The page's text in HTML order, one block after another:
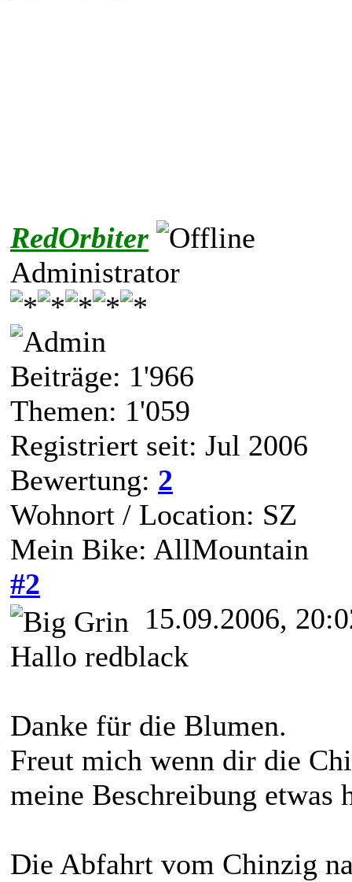
RedOrbiter
Administrator
Beiträge: 1'966
Themen: 1'059
Registriert seit: Jul 2006
Bewertung: 2
Wohnort / Location: SZ
Mein Bike: AllMountain
#2
15.09.2006,
Hallo redblack
Danke für die Blumen.
Freut mich wenn dir die
meine Beschreibung etwas
Die Abfahrt vom Chinzig